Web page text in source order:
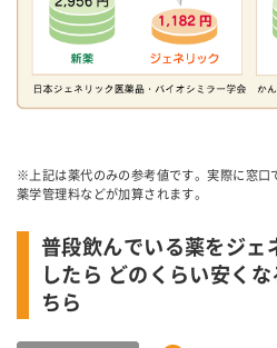
※上記は薬代のみの参考値です。実際に窓口
薬学管理料などが加算されます。
普段飲んでいる薬をジェ
したら どのくらい安く
ちら